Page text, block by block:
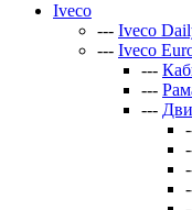
Iveco
--- Iveco
--- Iveco
---
---
---